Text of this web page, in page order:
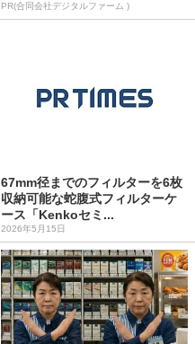
PR(合同会社デジタルファーム )
67mm径までのフィルターを6枚
収納可能な蛇腹式フィルターケ
ース「Kenkoセミ...
2026年5月15日